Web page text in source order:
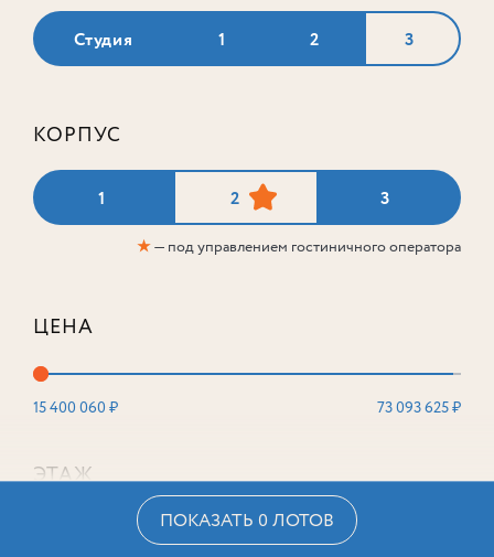
Студия 1 2 3
КОРПУС
1 2 3
★— под управлением гостиничного оператора
ЦЕНА
15 400 060 ₽ 73 093 625 ₽
ЭТАЖ
ПОКАЗАТЬ 0 ЛОТОВ